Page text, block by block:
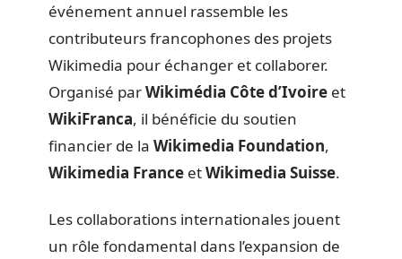
événement annuel rassemble les
contributeurs francophones des projets
Wikimedia pour échanger et collaborer.
Organisé parWikimédia Côte d’Ivoire et
WikiFranca, il bénéficie du soutien
financier de la Wikimedia Foundation,
Wikimedia France etWikimedia Suisse.
Les collaborations internationales jouent
un rôle fondamental dans l’expansion de